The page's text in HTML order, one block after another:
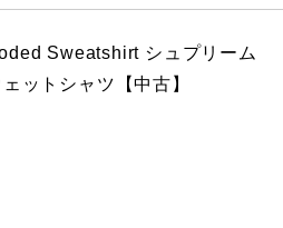
Sweatshirt シュプリーム
ットシャツ【中古】